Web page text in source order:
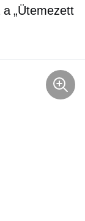
„Ütemezett